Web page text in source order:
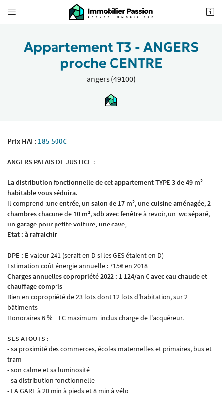


62 Boulevard Foch
02 41 18 18 70
 Recopier le code ci-contre
Rafraîchir le captcha
En cochant cette case, vous consentez à recevoir nos propositions commerciales à l'adresse
email indiqué ci-dessus. Vous pouvez vous désinscrire à tout moment en utilisant
le
formulaire de désinscription
Inscription
Appartement T3 - ANGERS
proche CENTRE
angers (49100)
Prix HAI : 185 500€
ANGERS PALAIS DE JUSTICE :
La distribution fonctionnelle de cet appartement TYPE 3 de 49 m²
habitable vous séduira.
Il comprend :uneentrée, un salon de 17 m², unecuisine aménagée,2
chambres chacunede 10 m²,sdb avec fenêtreà revoir, un wc séparé,
un garage pour petite voiture, une cave,
Etat : à rafraichir
DPE : E valeur 241 (serait en D si les GES étaient en D)
Estimation coût énergie annuelle : 715€ en 2018
Charges annuelles copropriété 2022 : 1 124/an € avec eau chaude et
chauffage compris
Bien en copropriété de 23 lots dont 12 lots d'habitation, sur 2
bâtiments
Honoraires 6 % TTC maximum inclus charge de l'acquéreur.
SES ATOUTS :
- sa proximité des commerces, écoles maternelles et primaires, bus et
tram
- son calme et sa luminosité
- sa distribution fonctionnelle
- LA GARE à 20 min à pieds et 8 min à vélo